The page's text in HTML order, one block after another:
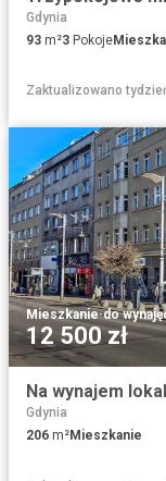
Gdynia
93 m²3 Pokoje
Zaktualizowano
Mieszkanie·do
12 500 zł
Gdynia
206 m²Mieszkanie